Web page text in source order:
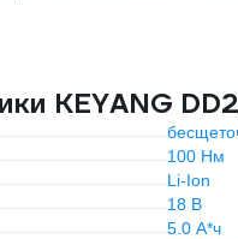
KEYANG
100 Нм
Li-Ion
18 В
5.0 А*ч